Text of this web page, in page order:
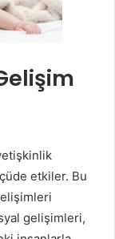
etkiler. Bu
gelişimleri,